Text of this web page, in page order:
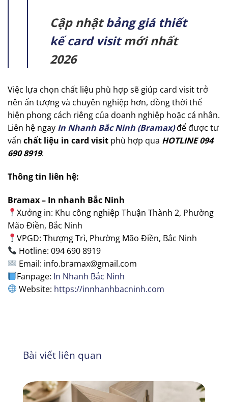
Cập nhậtbảng giá thiết
kế card visitmới nhất
2026
Việc lựa chọn chất liệu phù hợp sẽ giúp card visit trở
nên ấn tượng và chuyên nghiệp hơn, đồng thời thể
hiện phong cách riêng của doanh nghiệp hoặc cá nhân.
Liên hệ ngay In Nhanh Bắc Ninh (Bramax)để được tư
vấn chất liệu in card visit phù hợp qua HOTLINE 094
690 8919.
Thông tin liên hệ:
Bramax – In nhanh Bắc Ninh
Xưởng in: Khu công nghiệp Thuận Thành 2, Phường
Mão Điền, Bắc Ninh
VPGD: Thượng Trì, Phường Mão Điền, Bắc Ninh
Hotline: 094 690 8919
Email: info.bramax@gmail.com
Fanpage: In Nhanh Bắc Ninh
Website: https://innhanhbacninh.com
Bài viết liên quan